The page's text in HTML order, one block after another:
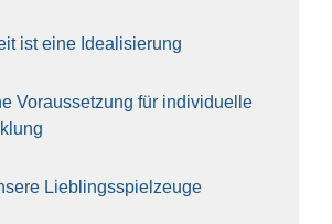
ist eine Idea­li­sie­rung
Vor­aus­set­zung für indi­vi­du­el­le
Lieb­lings­spiel­zeu­ge